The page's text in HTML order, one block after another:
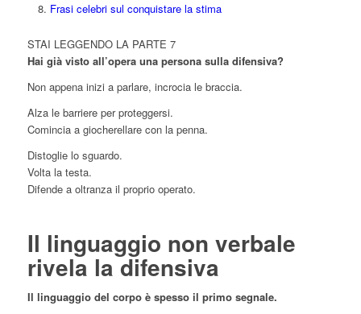
Frasi celebri sul conquistare la stima
STAI LEGGENDO LA PARTE 7
Hai già visto all’opera una persona sulla difensiva?
Non appena inizi a parlare, incrocia le braccia.
Alza le barriere per proteggersi.
Comincia a giocherellare con la penna.
Distoglie lo sguardo.
Volta la testa.
Difende a oltranza il proprio operato.
Il linguaggio non verbale
rivela la difensiva
Il linguaggio del corpo è spesso il primo segnale.